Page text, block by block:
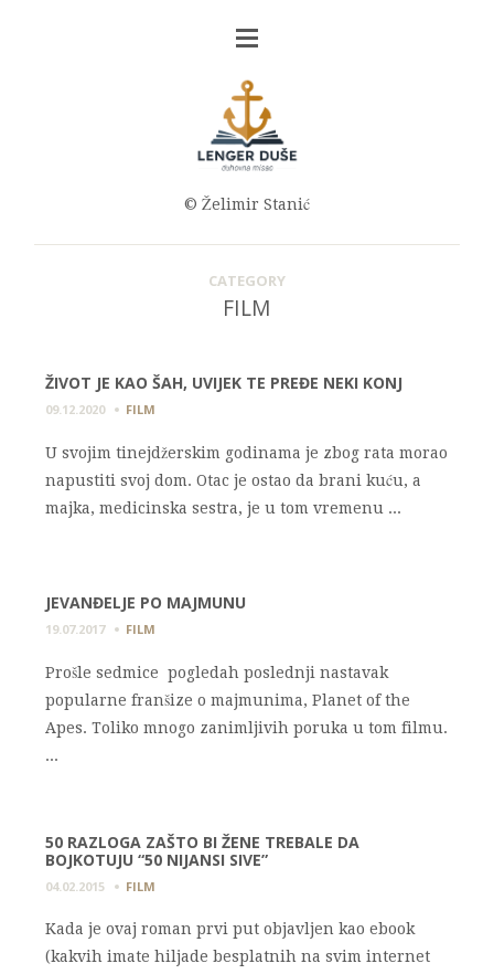
© Želimir Stanić
CATEGORY
FILM
ŽIVOT JE KAO ŠAH, UVIJEK TE PREĐE NEKI KONJ
09.12.2020 FILM
U svojim tinejdžerskim godinama je zbog rata morao
napustiti svoj dom. Otac je ostao da brani kuću, a
majka, medicinska sestra, je u tom vremenu ...
JEVANĐELJE PO MAJMUNU
19.07.2017 FILM
Prošle sedmice pogledah poslednji nastavak
popularne franšize o majmunima, Planet of the
Apes. Toliko mnogo zanimljivih poruka u tom filmu.
...
50 RAZLOGA ZAŠTO BI ŽENE TREBALE DA
BOJKOTUJU “50 NIJANSI SIVE”
04.02.2015 FILM
Kada je ovaj roman prvi put objavljen kao ebook
(kakvih imate hiljade besplatnih na svim internet